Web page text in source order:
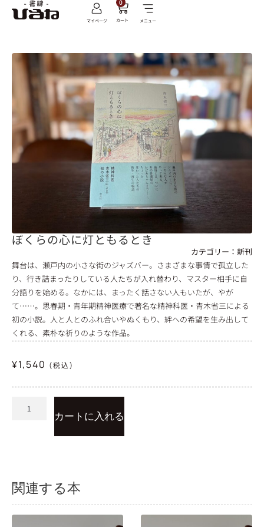
マイページ
0
カート メニュー
ぼくらの心に灯ともるとき
カテゴリー： 新刊
舞台は、瀬戸内の小さな街のジャズバー。さまざまな事情で孤立した
り、行き詰まったりしている人たちが入れ替わり、マスター相手に自
分語りを始める。なかには、まったく話さない人もいたが、やが
て……。思春期・青年期精神医療で著名な精神科医・青木省三による
初の小説。人と人とのふれ合いやぬくもり、絆への希望を生み出して
くれる、素朴な祈りのような作品。
¥1,540 (税込)
カートに入れる
関連する本